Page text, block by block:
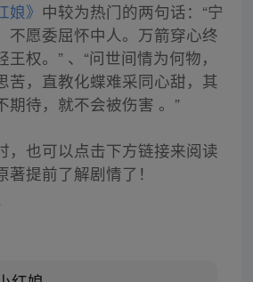
娘》 中较为热门的两句话：“宁
不愿委屈怀中人。万箭穿心终
权。” 、“问世间情为何物，
苦，直教化蝶难采同心甜，其
期待，就不会被伤害 。”
，也可以点击下方链接来阅读
著提前了解剧情了！